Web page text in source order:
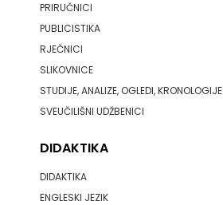
BEGEN
NAKLADA
NAKLADA
MATE
NAKLADA
PRIRUČNICI
PUBLICISTIKA
RJEČNICI
SLIKOVNICE
STUDIJE, ANALIZE, OGLEDI, KRONOLOGIJE
SVEUČILIŠNI UDŽBENICI
DIDAKTIKA
DIDAKTIKA
ENGLESKI JEZIK